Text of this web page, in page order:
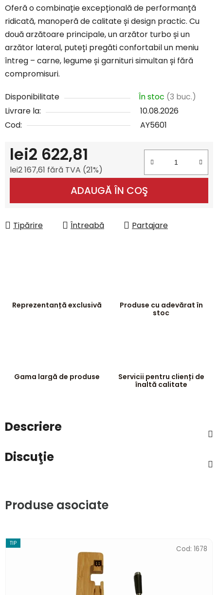
Oferă o combinație excepțională de performanță
ridicată, manoperă de calitate și design practic. Cu
două arzătoare principale, un arzător turbo și un
arzător lateral, puteți pregăti confortabil un meniu
întreg – carne, legume și garnituri simultan și fără
compromisuri.
Disponibilitate În stoc (3 buc.)
Livrare la:
10.08.2026
Cod:
AY5601
lei2 622,81
lei2 167,61 fără TVA (21%)
ADAUGĂ ÎN COŞ
Tipărire Întreabă Partajare
Reprezentanță exclusivă
Produse cu adevărat în
stoc
Gama largă de produse
Servicii pentru clienți de
înaltă calitate
Descriere
Discuţie
Produse asociate
TIP
Cod: 1678